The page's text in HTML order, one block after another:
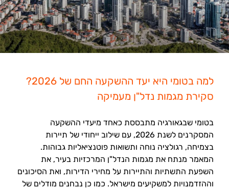
למה בטומי היא יעד ההשקעה החם של 2026?
סקירת מגמות נדל"ן מעמיקה
בטומי שבגאורגיה מתבססת כאחד מיעדי ההשקעה
המסקרנים לשנת 2026, עם שילוב ייחודי של תיירות
בצמיחה, רגולציה נוחה ותשואות פוטנציאליות גבוהות.
המאמר מנתח את מגמות הנדל"ן המרכזיות בעיר, את
השפעת התשתיות והתיירות על מחירי הדירות, ואת הסיכונים
וההזדמנויות למשקיעים מישראל. כמו כן נבחנים מודלים של